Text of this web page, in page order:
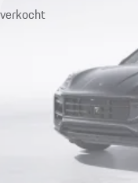
verkocht